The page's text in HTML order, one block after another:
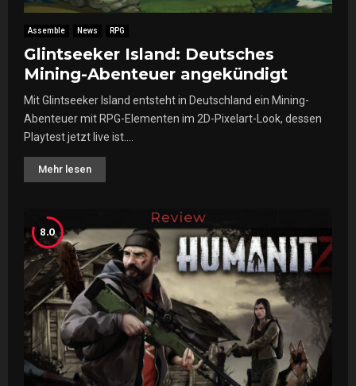
Assemble News RPG
Glintseeker Island: Deutsches
Mining-Abenteuer angekündigt
Mit Glintseeker Island entsteht in Deutschland ein Mining-
Abenteuer mit RPG-Elementen im 2D-Pixelart-Look, dessen
Playtest jetzt live ist....
Mehr lesen
8.0